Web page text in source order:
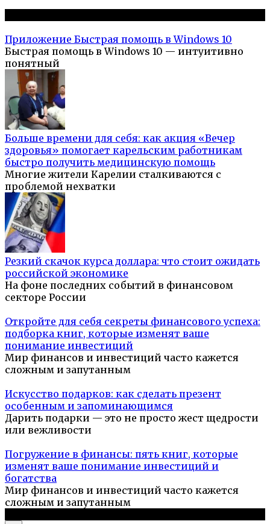
Приложение Быстрая помощь в Windows 10
Быстрая помощь в Windows 10 — интуитивно
понятный
Больше времени для себя: как акция «Вечер
здоровья» помогает карельским работникам
быстро получить медицинскую помощь
Многие жители Карелии сталкиваются с
проблемой нехватки
Резкий скачок курса доллара: что стоит ожидать
российской экономике
На фоне последних событий в финансовом
секторе России
Откройте для себя секреты финансового успеха:
подборка книг, которые изменят ваше
понимание инвестиций
Мир финансов и инвестиций часто кажется
сложным и запутанным
Искусство подарков: как сделать презент
особенным и запоминающимся
Дарить подарки — это не просто жест щедрости
или вежливости
Погружение в финансы: пять книг, которые
изменят ваше понимание инвестиций и
богатства
Мир финансов и инвестиций часто кажется
сложным и запутанным